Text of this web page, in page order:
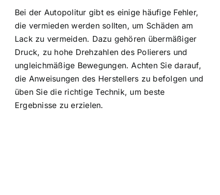
Bei der Autopolitur gibt es einige häufige Fehler,
die vermieden werden sollten, um Schäden am
Lack zu vermeiden. Dazu gehören übermäßiger
Druck, zu hohe Drehzahlen des Polierers und
ungleichmäßige Bewegungen. Achten Sie darauf,
die Anweisungen des Herstellers zu befolgen und
üben Sie die richtige Technik, um beste
Ergebnisse zu erzielen.